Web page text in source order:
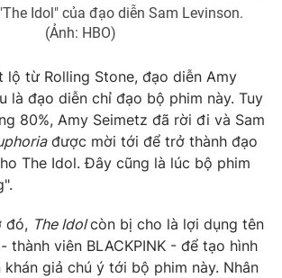
Vươn mình bằng AI
VTV8
English
Idol" của đạo diễn Sam Levinson.
(Ảnh: HBO)
lộ từ Rolling Stone, đạo diễn Amy
là đạo diễn chỉ đạo bộ phim này. Tuy
80%, Amy Seimetz đã rời đi và Sam
được mời tới để trở thành đạo
The Idol. Đây cũng là lúc bộ phim
đó, The Idolcòn bị cho là lợi dụng tên
thành viên BLACKPINK - để tạo hình
khán giả chú ý tới bộ phim này. Nhân